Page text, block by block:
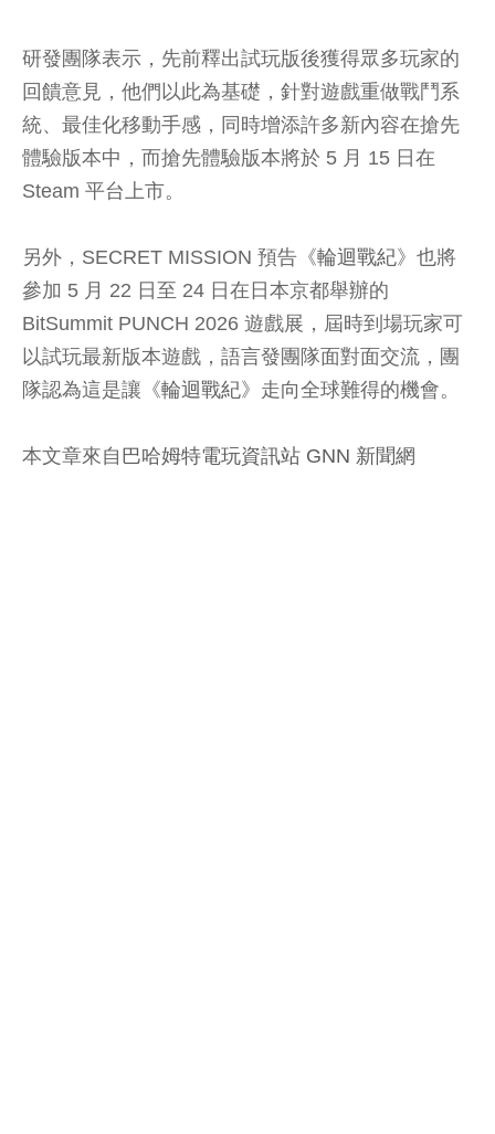
研發團隊表示，先前釋出試玩版後獲得眾多玩家的
回饋意見，他們以此為基礎，針對遊戲重做戰鬥系
統、最佳化移動手感，同時增添許多新內容在搶先
體驗版本中，而搶先體驗版本將於 5 月 15 日在
Steam 平台上市。
另外，SECRET MISSION 預告《輪迴戰紀》也將
參加 5 月 22 日至 24 日在日本京都舉辦的
BitSummit PUNCH 2026 遊戲展，屆時到場玩家可
以試玩最新版本遊戲，語言發團隊面對面交流，團
隊認為這是讓《輪迴戰紀》走向全球難得的機會。
本文章來自 巴哈姆特電玩資訊站 GNN 新聞網